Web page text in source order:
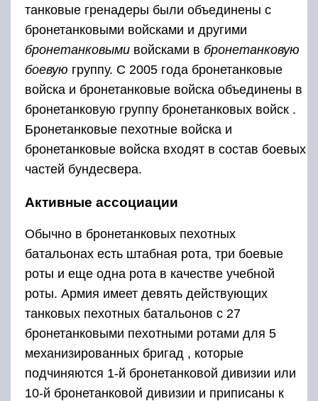
танковые гренадеры были объединены с
бронетанковыми войсками и другими
бронетанковыми войсками в бронетанковую
боевую группу. С 2005 года бронетанковые
войска и бронетанковые войска объединены в
бронетанковую группу бронетанковых войск .
Бронетанковые пехотные войска и
бронетанковые войска входят в состав боевых
частей бундесвера.
Активные ассоциации
Обычно в бронетанковых пехотных
батальонах есть штабная рота, три боевые
роты и еще одна рота в качестве учебной
роты. Армия имеет девять действующих
танковых пехотных батальонов с 27
бронетанковыми пехотными ротами для 5
механизированных бригад , которые
подчиняются 1-й бронетанковой дивизии или
10-й бронетанковой дивизии и приписаны к